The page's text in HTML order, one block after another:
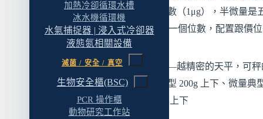
加熱冷卻循環水槽
冰水機循環機
水氣捕捉器 | 浸入式冷卻器
液態氮相關設備
滅菌 / 安全 / 真空
生物安全櫃(BSC)
PCR 操作櫃
動物研究工作站
級——真正的微量是六位數（1μg），半微量是
數（10μg = 0.01mg），差一個位數，配置跟價
很多
最大稱量跟精度成反比
——越精密的天平，可秤
最大重量越小。半微量典型 200g 上下、微量典
30g 上下、超微量典型 5g 上下